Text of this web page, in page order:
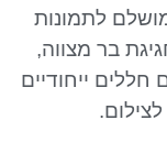
לתמונות
בר מצווה,
חללים ייחודיים